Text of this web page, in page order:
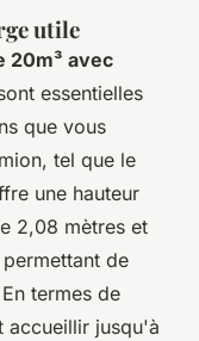
utile
20m³ avec
essentielles
que vous
tel que le
une hauteur
2,08 mètres et
de
termes de
accueillir jusqu'à